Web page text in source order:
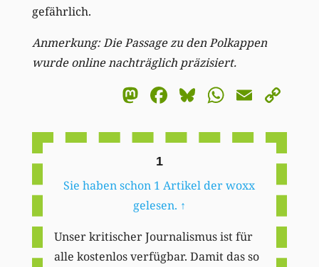
gefährlich.
Anmerkung: Die Passage zu den Polkappen
wurde online nachträglich präzisiert.
Mastodon
Facebook
BlueskyEmail
1
Sie haben schon 1 Artikel der woxx
gelesen. ↑
Unser kritischer Journalismus ist für
alle kostenlos verfügbar. Damit das so